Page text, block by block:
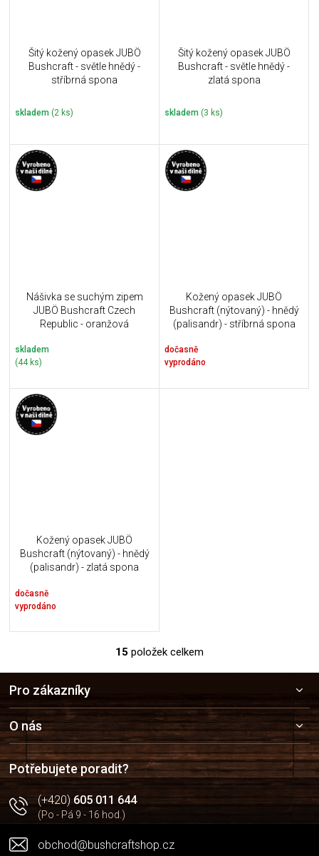
Šitý kožený opasek JUBÖ
Bushcraft - světle hnědý -
stříbrná spona
skladem (2 ks)
Šitý kožený opasek JUBÖ
Bushcraft - světle hnědý -
zlatá spona
skladem (3 ks)
Nášivka se suchým zipem
JUBÖ Bushcraft Czech
Republic - oranžová
skladem
(44 ks)
Kožený opasek JUBÖ
Bushcraft (nýtovaný) - hnědý
(palisandr) - stříbrná spona
dočasně
vyprodáno
Kožený opasek JUBÖ
Bushcraft (nýtovaný) - hnědý
(palisandr) - zlatá spona
dočasně
vyprodáno
O
v
d
a
c
í
p
r
k
y
ý
15 položek celkem
a
t
í
Pro zákazníky
O nás
Potřebujete poradit?
(+420)605 011 644
(Po - Pá 9 - 16 hod.)
obchod@bushcraftshop.cz